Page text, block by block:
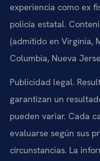
experiencia como ex
policía estatal.
(admitido en Virginia,
Columbia, Nueva
Publicidad legal.
garantizan un
pueden variar. Cada
evaluarse según sus
circunstancias. La